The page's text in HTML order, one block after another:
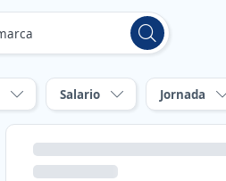
Salario Jornada